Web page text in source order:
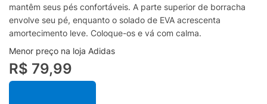
mantêm seus pés confortáveis. A parte superior de borracha
envolve seu pé, enquanto o solado de EVA acrescenta
amortecimento leve. Coloque-os e vá com calma.
Menor preço na loja Adidas
R$ 79,99